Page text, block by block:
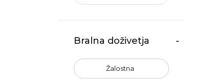
Bralna doživetja -
Žalostna